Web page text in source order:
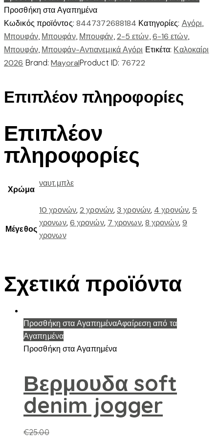
Προσθήκη στα Αγαπημένα
Κωδικός προϊόντος: 8447372688184 Κατηγορίες: Αγόρι,
Μπουφάν, Μπουφάν, Μπουφάν, 2-5 ετών, 6-16 ετών,
Μπουφάν, Μπουφάν-Αντιανεμικά Αγόρι Ετικέτα: Καλοκαίρι
2026 Brand:MayoralProduct ID: 76722
Επιπλέον πληροφορίες
Επιπλέον
πληροφορίες
Χρώμα
ναυτ.μπλε
Μέγεθος
10 χρονών,2 χρονών,3 χρονών, 4 χρονών, 5
χρονων,6 χρονών, 7 χρονων,8 χρονών,9
χρονων
Σχετικά προϊόντα
Προσθήκη στα ΑγαπημέναΑφαίρεση από τα
Αγαπημένα
Προσθήκη στα Αγαπημένα
Βερμουδα soft
denim jogger
€25.00